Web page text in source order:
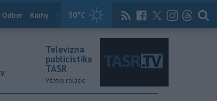
30°C
Odber Knihy Útulkovo Magazín News Now Archív
Televízna
publicistika
TASR
Všetky relácie